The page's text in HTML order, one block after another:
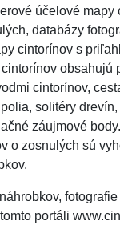
účelové mapy
databázy
cintorínov s
obsahujú
cintorínov,
solitéry
záujmové
o zosnulých sú
portáli